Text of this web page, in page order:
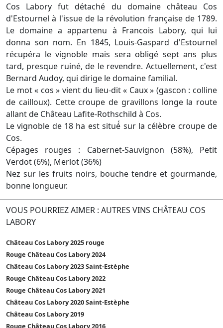
Cos Labory fut détaché du domaine château Cos
d'Estournel à l'issue de la révolution française de 1789.
Le domaine a appartenu à Francois Labory, qui lui
donna son nom. En 1845, Louis-Gaspard d'Estournel
récupéra le vignoble mais sera obligé sept ans plus
tard, presque ruiné, de le revendre. Actuellement, c'est
Bernard Audoy, qui dirige le domaine familial.
Le mot « cos » vient du lieu-dit « Caux » (gascon : colline
de cailloux). Cette croupe de gravillons longe la route
allant de Château Lafite-Rothschild à Cos.
Le vignoble de 18 ha est situé́ sur la célèbre croupe de
Cos.
Cépages rouges : Cabernet-Sauvignon (58%), Petit
Verdot (6%), Merlot (36%)
Nez sur les fruits noirs, bouche tendre et gourmande,
bonne longueur.
VOUS POURRIEZ AIMER : AUTRES VINS CHÂTEAU COS
LABORY
Château Cos Labory 2025 rouge
Rouge Château Cos Labory 2024
Château Cos Labory 2023 Saint-Estèphe
Rouge Château Cos Labory 2022
Rouge Château Cos Labory 2021
Château Cos Labory 2020 Saint-Estèphe
Château Cos Labory 2019
Rouge Château Cos Labory 2016